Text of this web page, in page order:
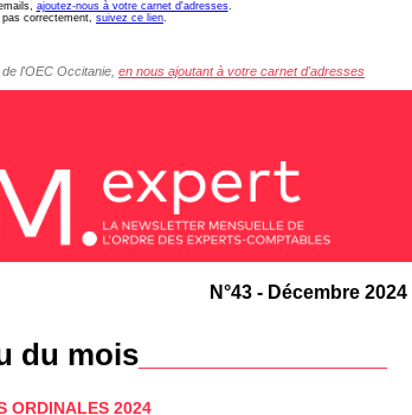
ajoutez-nous à votre carnet d'adresses.
correctement, suivez ce lien.
l'OEC Occitanie, en nous ajoutant à votre carnet d'adresses
N°43 - Décembre 2024
du mois_______________
ORDINALES 2024